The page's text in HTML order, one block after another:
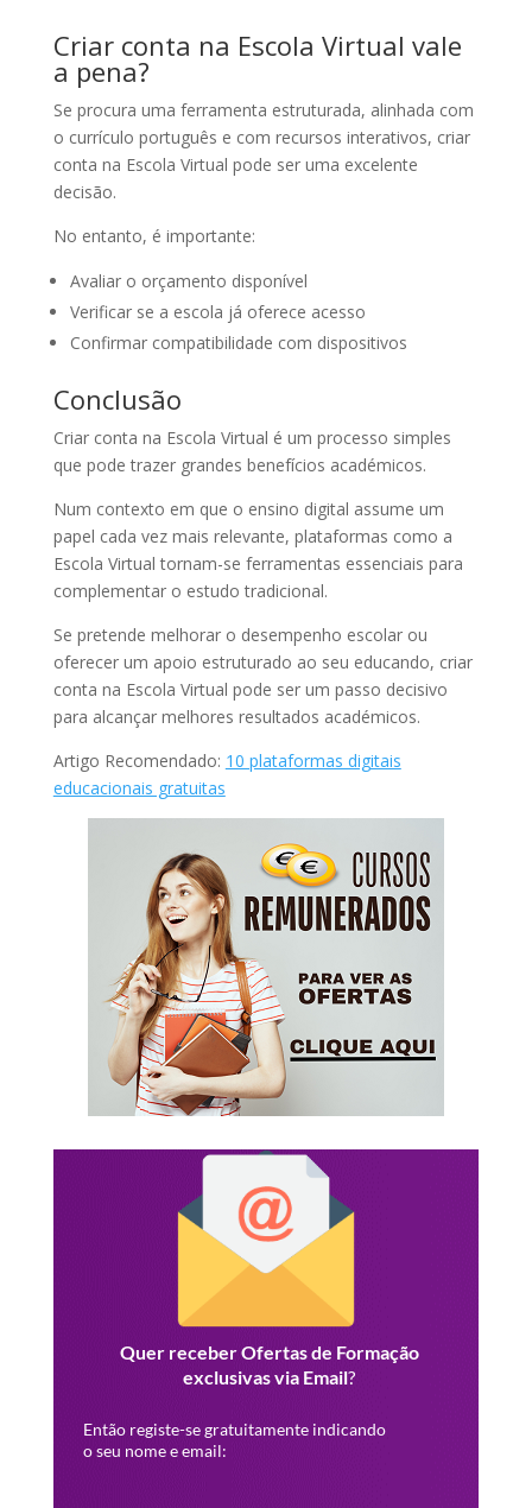
Criar conta na Escola Virtual vale
a pena?
Se procura uma ferramenta estruturada, alinhada com
o currículo português e com recursos interativos, criar
conta na Escola Virtual pode ser uma excelente
decisão.
No entanto, é importante:
Avaliar o orçamento disponível
Verificar se a escola já oferece acesso
Confirmar compatibilidade com dispositivos
Conclusão
Criar conta na Escola Virtual é um processo simples
que pode trazer grandes benefícios académicos.
Num contexto em que o ensino digital assume um
papel cada vez mais relevante, plataformas como a
Escola Virtual tornam-se ferramentas essenciais para
complementar o estudo tradicional.
Se pretende melhorar o desempenho escolar ou
oferecer um apoio estruturado ao seu educando, criar
conta na Escola Virtual pode ser um passo decisivo
para alcançar melhores resultados académicos.
Artigo Recomendado: 10 plataformas digitais
educacionais gratuitas